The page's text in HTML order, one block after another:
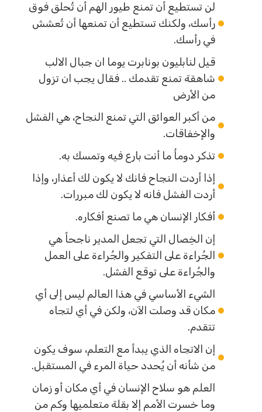
لن تستطيع أن تمنع طيور الهم أن تُحلق فوق
رأسك، ولكنك تستطيع أن تمنعها أن تُعشش
في رأسك.
قيل لنابليون بونابرت يوما ان جبال الالب
شاهقة تمنع تقدمك .. فقال يجب ان تزول
من الأرض
من أكبر العوائق التي تمنع النجاح، هي الفشل
والإخفاقات.
تذكر دوماُ ما أنت بارع فيه وتمسك به.
إذا أردت النجاح فانك لا يكون لك أعذار، وإذا
أردت الفشل فانه لا يكون لك مبررات.
أفكار الإنسان هي ما تصنع أفكاره.
إن الخِصال التي تجعل المدير ناجحاً هي
الجُراءة على التفكير والجُراءة على العمل
والجُراءة على توقع الفشل.
الشيء الأساسي في هذا العالم ليس إلى أي
مكان قد وصلت الآن، ولكن في أي لتجاه
تتقدم.
إن الاتجاه الذي يبدأ مع التعلم، سوف يكون
من شأنه أن يُحدد حياة المرء في المستقبل.
العلم هو سلاح الإنسان في أي مكان أو زمان
وما خسرت الأمم إلا بقلة متعلميها وكم من